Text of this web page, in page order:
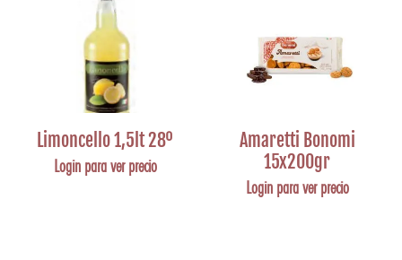
Limoncello 1,5lt 28º
Login para ver precio
Amaretti Bonomi
15x200gr
Login para ver precio